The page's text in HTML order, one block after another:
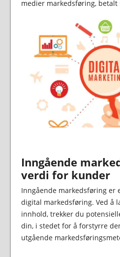
medier markedsføring, betalt
Inngående
verdi for kunder
Inngående markedsføring er
digital markedsføring. Ved å
innhold, trekker du
din, i stedet for å forstyrre
utgående